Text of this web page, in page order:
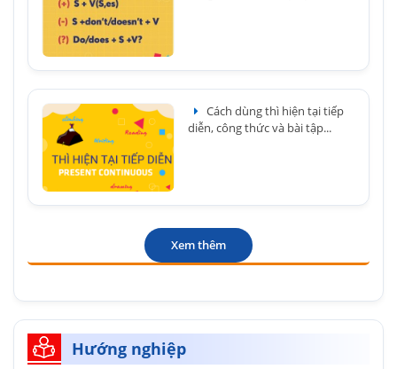
Cách dùng thì hiện tại tiếp
diễn, công thức và bài tập...
Xem thêm
Hướng nghiệp